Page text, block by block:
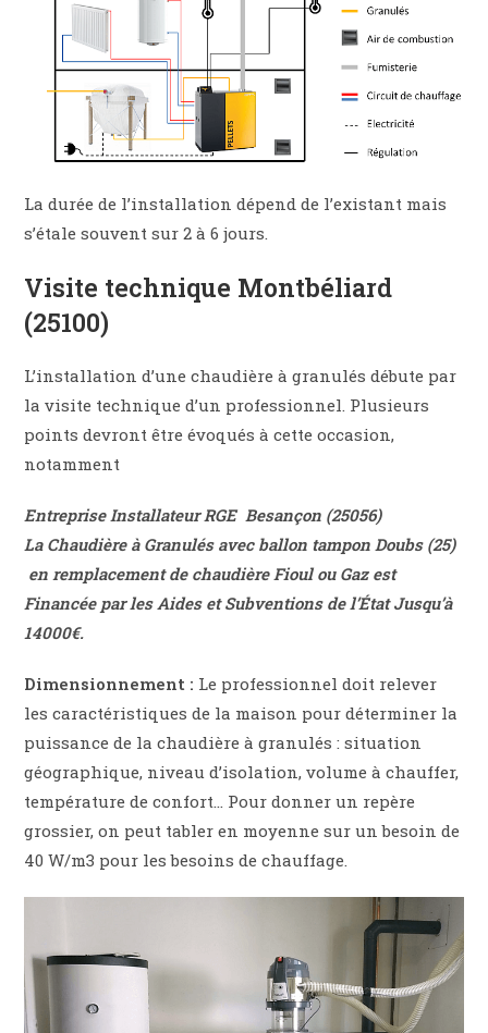
La durée de l’installation dépend de l’existant mais
s’étale souvent sur 2 à 6 jours.
Visite technique Montbéliard
(25100)
L’installation d’une chaudière à granulés débute par
la visite technique d’un professionnel. Plusieurs
points devront être évoqués à cette occasion,
notamment
Entreprise Installateur RGE Besançon (25056)
La Chaudièreà Granulés avec ballon tampon Doubs (25)
enremplacementde chaudière Fioul ou Gazest
Financée par les Aides et Subventions de l’État Jusqu’à
14000€.
Dimensionnement : Le professionnel doit relever
les caractéristiques de la maison pour déterminer la
puissance de la chaudière à granulés : situation
géographique, niveau d’isolation, volume à chauffer,
température de confort… Pour donner un repère
grossier, on peut tabler en moyenne sur un besoin de
40 W/m3 pour les besoins de chauffage.